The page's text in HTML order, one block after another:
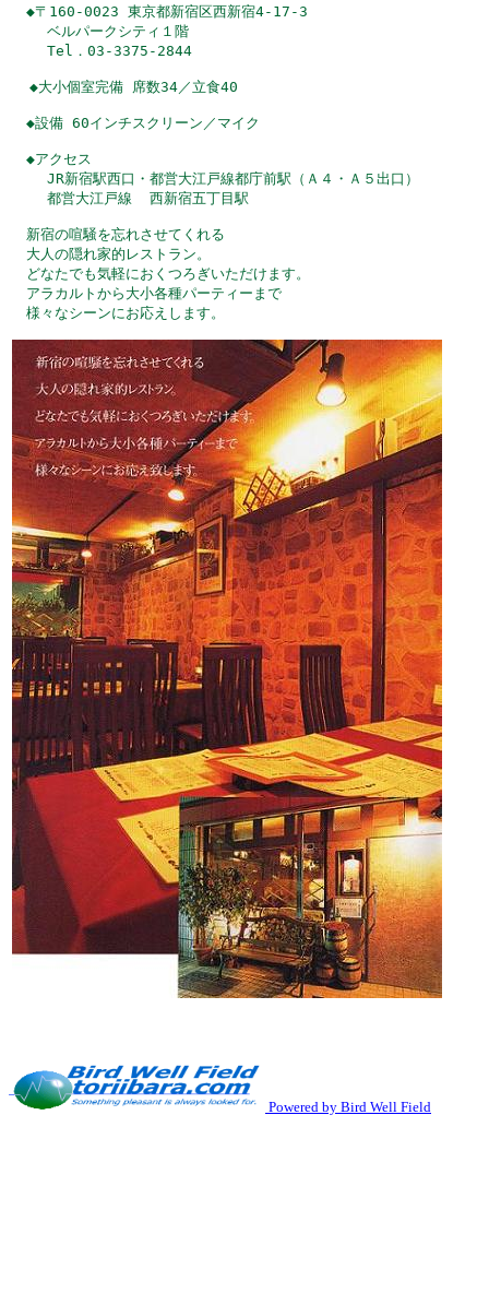
◆〒160-0023 東京都新宿区西新宿4-17-3
    ベルパークシティ１階
    Tel．03-3375-2844
  ◆大小個室完備 席数34／立食40
◆設備 60インチスクリーン／マイク
◆アクセス
    JR新宿駅西口・都営大江戸線都庁前駅（Ａ４・Ａ５出口）
    都営大江戸線  西新宿五丁目駅
新宿の喧騒を忘れさせてくれる
大人の隠れ家的レストラン。
どなたでも気軽におくつろぎいただけます。
アラカルトから大小各種パーティーまで
様々なシーンにお応えします。
Powered by Bird Well Field